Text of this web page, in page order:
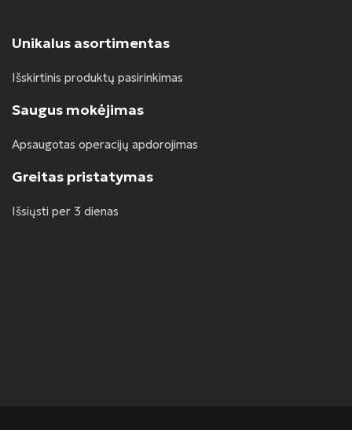
Unikalus asortimentas
Išskirtinis produktų pasirinkimas
Saugus mokėjimas
Apsaugotas operacijų apdorojimas
Greitas pristatymas
Išsiųsti per 3 dienas